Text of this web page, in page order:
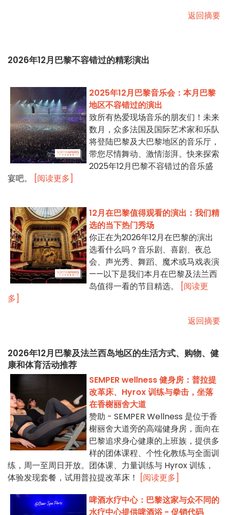
返回摘要
2026年12月巴黎不容错过的精彩演出
2025年12月巴黎音乐会：本月巴黎
地区不容错过的演出
致所有热爱现场音乐的朋友们！未来
数月，众多法国及国际艺术家和乐队
将登陆巴黎及大巴黎地区的音乐厅，
带您尽情舞动、激情澎湃。快来探索
2025年12月巴黎不容错过的音乐盛
宴吧。
[阅读更多]
12月在巴黎值得观看的演出：我们精
选的当下热门秀场
你正在为2026年12月在巴黎的演出
选看什么吗？音乐剧、喜剧、夜总
会、声光秀、舞蹈、魔术或马戏表演
——以下是我们本月在巴黎及法兰西
岛值得一看的节目精选。
[阅读更
多]
返回摘要
2026年12月巴黎及法兰西岛地区的生活方式、购物、健
康和体育活动推荐
SEMPER wellness 健身房：普拉提
改革床、Hyrox 训练与拳击，坐落
在香榭丽舍大道
赞助 - SEMPER Wellness 是位于香
榭丽舍大道旁的高端健身房，面向在
巴黎追求身心健康的上班族，提供多
样的团体课程、个性化教练与全面训
练，周一至周日开放。团体课、力量训练与 Hyrox 训练，
体验发现套餐，试用普拉提改革床！
[阅读更多]
啤酒水疗中心：巴黎这家与众不同的
水疗中心提供啤酒浴 - 促销代码